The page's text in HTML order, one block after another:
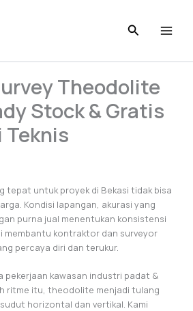
Theodolite
Stock & Gratis
tepat untuk proyek di Bekasi tidak bisa
Kondisi lapangan, akurasi yang
purna jual menentukan konsistensi
membantu kontraktor dan surveyor
percaya diri dan terukur.
pekerjaan kawasan industri padat &
ritme itu, theodolite menjadi tulang
horizontal dan vertikal. Kami